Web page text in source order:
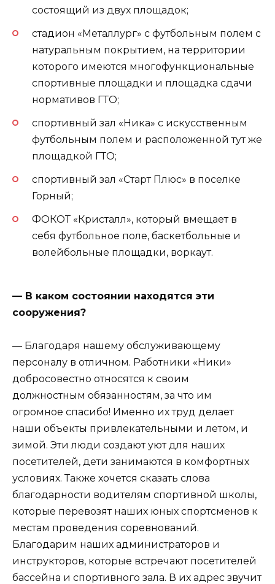
состоящий из двух площадок;
стадион «Металлург» с футбольным полем с
натуральным покрытием, на территории
которого имеются многофункциональные
спортивные площадки и площадка сдачи
нормативов ГТО;
спортивный зал «Ника» с искусственным
футбольным полем и расположенной тут же
площадкой ГТО;
спортивный зал «Старт Плюс» в поселке
Горный;
ФОКОТ «Кристалл», который вмещает в
себя футбольное поле, баскетбольные и
волейбольные площадки, воркаут.
— В каком состоянии находятся эти
сооружения?
— Благодаря нашему обслуживающему
персоналу в отличном. Работники «Ники»
добросовестно относятся к своим
должностным обязанностям, за что им
огромное спасибо! Именно их труд делает
наши объекты привлекательными и летом, и
зимой. Эти люди создают уют для наших
посетителей, дети занимаются в комфортных
условиях. Также хочется сказать слова
благодарности водителям спортивной школы,
которые перевозят наших юных спортсменов к
местам проведения соревнований.
Благодарим наших администраторов и
инструкторов, которые встречают посетителей
бассейна и спортивного зала. В их адрес звучит